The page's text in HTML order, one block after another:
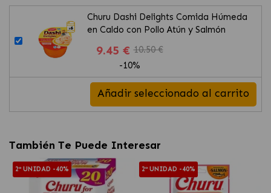
Churu Dashi Delights Comida Húmeda
en Caldo con Pollo Atún y Salmón
9.45 € 10.50 €
-10%
Añadir seleccionado al carrito
También Te Puede Interesar
2ª UNIDAD -40% 2ª UNIDAD -40%